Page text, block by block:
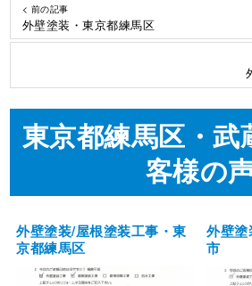
< 前の記事
外壁塗装・東京都練馬区
東京都練馬区・武
客様の
外壁塗装/屋根塗装工事・東
京都練馬区
外壁塗
市